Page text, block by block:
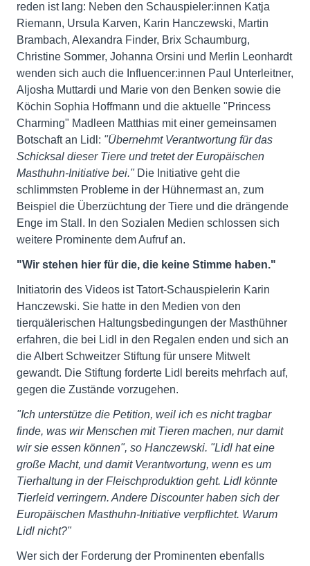
reden ist lang: Neben den Schauspieler:innen Katja
Riemann, Ursula Karven, Karin Hanczewski, Martin
Brambach, Alexandra Finder, Brix Schaumburg,
Christine Sommer, Johanna Orsini und Merlin Leonhardt
wenden sich auch die Influencer:innen Paul Unterleitner,
Aljosha Muttardi und Marie von den Benken sowie die
Köchin Sophia Hoffmann und die aktuelle "Princess
Charming" Madleen Matthias mit einer gemeinsamen
Botschaft an Lidl: "Übernehmt Verantwortung für das
Schicksal dieser Tiere und tretet der Europäischen
Masthuhn-Initiative bei."Die Initiative geht die
schlimmsten Probleme in der Hühnermast an, zum
Beispiel die Überzüchtung der Tiere und die drängende
Enge im Stall. In den Sozialen Medien schlossen sich
weitere Prominente dem Aufruf an.
"Wir stehen hier für die, die keine Stimme haben."
Initiatorin des Videos ist Tatort-Schauspielerin Karin
Hanczewski. Sie hatte in den Medien von den
tierquälerischen Haltungsbedingungen der Masthühner
erfahren, die bei Lidl in den Regalen enden und sich an
die Albert Schweitzer Stiftung für unsere Mitwelt
gewandt. Die Stiftung forderte Lidl bereits mehrfach auf,
gegen die Zustände vorzugehen.
"Ich unterstütze die Petition, weil ich es nicht tragbar
finde, was wir Menschen mit Tieren machen, nur damit
wir sie essen können", so Hanczewski. "Lidl hat eine
große Macht, und damit Verantwortung, wenn es um
Tierhaltung in der Fleischproduktion geht. Lidl könnte
Tierleid verringern. Andere Discounter haben sich der
Europäischen Masthuhn-Initiative verpflichtet. Warum
Lidl nicht?"
Wer sich der Forderung der Prominenten ebenfalls